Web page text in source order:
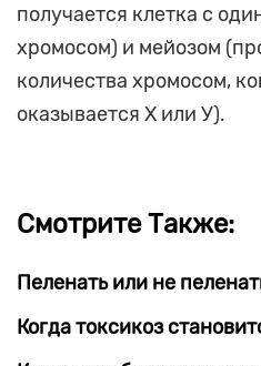
получается клетка с
хромосом) и мейозом
количества хромосом,
оказывается Х или У).
Смотрите Также:
Пеленать или не
Когда токсикоз